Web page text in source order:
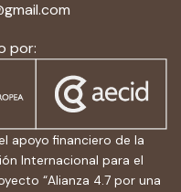
por:
apoyo financiero de la
Internacional para el
“Alianza 4.7 por una